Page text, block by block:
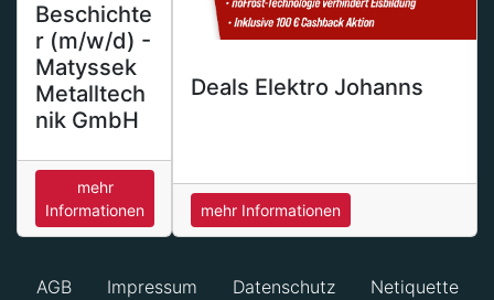
Beschichte
r (m/w/d) -
Matyssek
Metalltech
nik GmbH
mehr
Informationen
Deals Elektro Johanns
mehr Informationen
AGB Impressum Datenschutz
Netiquette